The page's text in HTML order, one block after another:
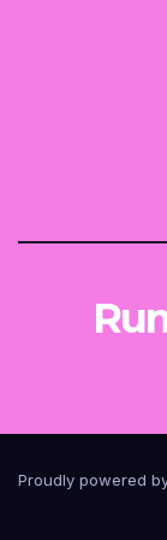
Proudly powered